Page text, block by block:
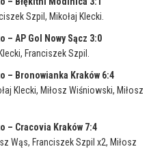
Szpil, Mikołaj Klecki.
– AP Gol Nowy Sącz 3:0
Franciszek Szpil.
– Bronowianka Kraków 6:4
Klecki, Miłosz Wiśniowski, Miłosz
– Cracovia Kraków 7:4
Wąs, Franciszek Szpil x2, Miłosz